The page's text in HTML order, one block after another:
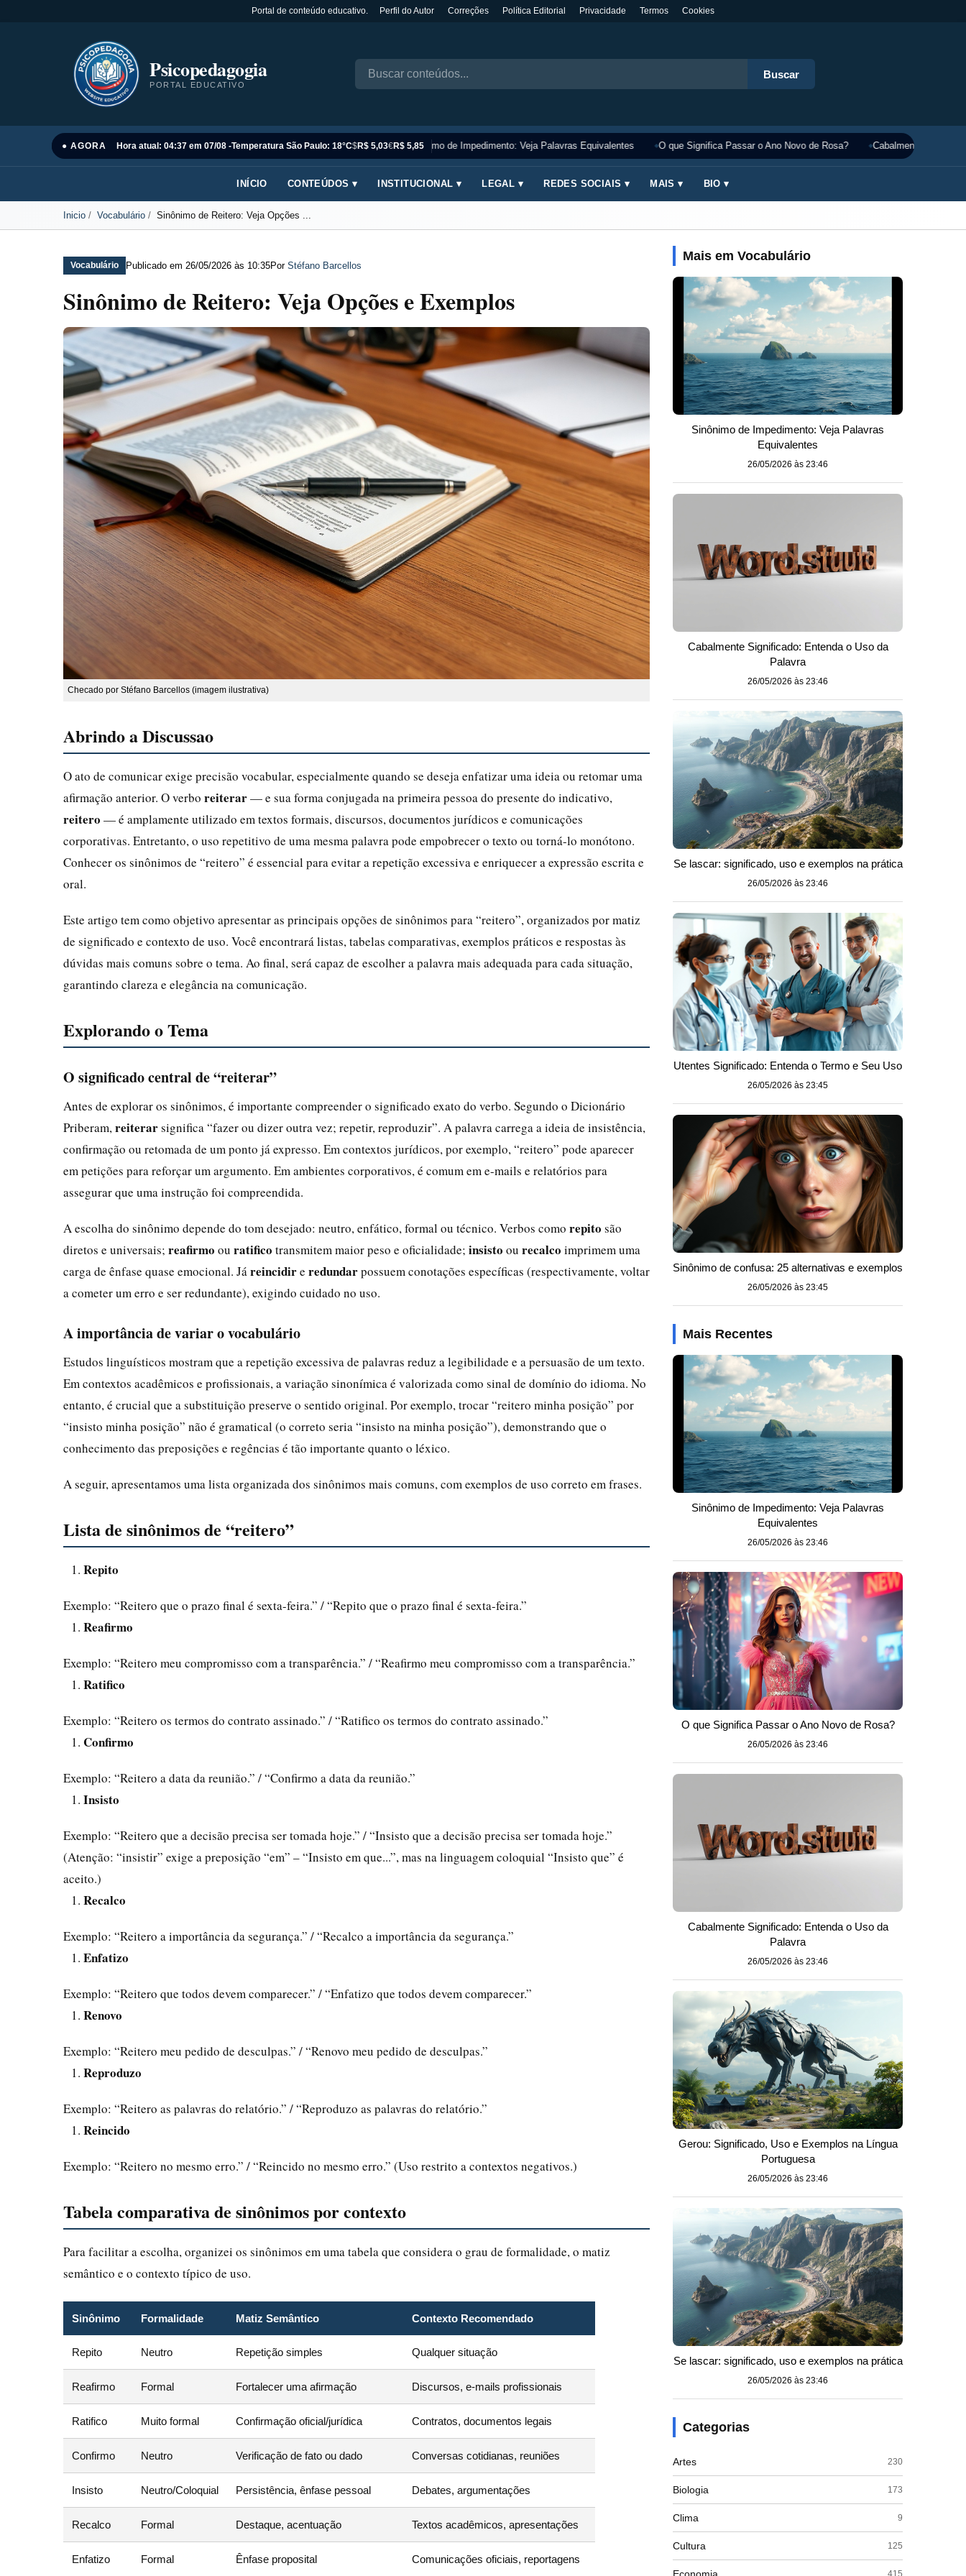
Portal de conteúdo educativo. Perfil do Autor Correções Política Editorial Privacidade Termos Cookies
Psicopedagogia
PORTAL EDUCATIVO
Buscar
● AGORA Hora atual: 04:37 em 07/08 -Temperatura São Paulo: 18°C$R$ 5,03€R$ 5,85
Sinônimo de Impedimento: Veja Palavras Equivalentes O que Significa Passar o Ano Novo de Rosa? Cabalmente
INÍCIO CONTEÚDOS ▾ INSTITUCIONAL ▾ LEGAL ▾ REDES SOCIAIS ▾ MAIS ▾ BIO ▾
Inicio Vocabulário Sinônimo de Reitero: Veja Opções ...
Vocabulário Publicado em 26/05/2026 às 10:35Por Stéfano Barcellos
Sinônimo de Reitero: Veja Opções e Exemplos
Checado por Stéfano Barcellos (imagem ilustrativa)
Abrindo a Discussao
O ato de comunicar exige precisão vocabular, especialmente quando se deseja enfatizar uma ideia ou retomar uma
afirmação anterior. O verbo reiterar— e sua forma conjugada na primeira pessoa do presente do indicativo,
reitero — é amplamente utilizado em textos formais, discursos, documentos jurídicos e comunicações
corporativas. Entretanto, o uso repetitivo de uma mesma palavra pode empobrecer o texto ou torná-lo monótono.
Conhecer os sinônimos de “reitero” é essencial para evitar a repetição excessiva e enriquecer a expressão escrita e
oral.
Este artigo tem como objetivo apresentar as principais opções de sinônimos para “reitero”, organizados por matiz
de significado e contexto de uso. Você encontrará listas, tabelas comparativas, exemplos práticos e respostas às
dúvidas mais comuns sobre o tema. Ao final, será capaz de escolher a palavra mais adequada para cada situação,
garantindo clareza e elegância na comunicação.
Explorando o Tema
O significado central de “reiterar”
Antes de explorar os sinônimos, é importante compreender o significado exato do verbo. Segundo o Dicionário
Priberam, reiterarsignifica “fazer ou dizer outra vez; repetir, reproduzir”. A palavra carrega a ideia de insistência,
confirmação ou retomada de um ponto já expresso. Em contextos jurídicos, por exemplo, “reitero” pode aparecer
em petições para reforçar um argumento. Em ambientes corporativos, é comum em e-mails e relatórios para
assegurar que uma instrução foi compreendida.
A escolha do sinônimo depende do tom desejado: neutro, enfático, formal ou técnico. Verbos como repito são
diretos e universais; reafirmo ou ratifico transmitem maior peso e oficialidade; insisto ou recalco imprimem uma
carga de ênfase quase emocional. Já reincidire redundarpossuem conotações específicas (respectivamente, voltar
a cometer um erro e ser redundante), exigindo cuidado no uso.
A importância de variar o vocabulário
Estudos linguísticos mostram que a repetição excessiva de palavras reduz a legibilidade e a persuasão de um texto.
Em contextos acadêmicos e profissionais, a variação sinonímica é valorizada como sinal de domínio do idioma. No
entanto, é crucial que a substituição preserve o sentido original. Por exemplo, trocar “reitero minha posição” por
“insisto minha posição” não é gramatical (o correto seria “insisto na minha posição”), demonstrando que o
conhecimento das preposições e regências é tão importante quanto o léxico.
A seguir, apresentamos uma lista organizada dos sinônimos mais comuns, com exemplos de uso correto em frases.
Lista de sinônimos de “reitero”
Repito
Exemplo: “Reitero que o prazo final é sexta-feira.” / “Repito que o prazo final é sexta-feira.”
Reafirmo
Exemplo: “Reitero meu compromisso com a transparência.” / “Reafirmo meu compromisso com a transparência.”
Ratifico
Exemplo: “Reitero os termos do contrato assinado.” / “Ratifico os termos do contrato assinado.”
Confirmo
Exemplo: “Reitero a data da reunião.” / “Confirmo a data da reunião.”
Insisto
Exemplo: “Reitero que a decisão precisa ser tomada hoje.” / “Insisto que a decisão precisa ser tomada hoje.”
(Atenção: “insistir” exige a preposição “em” – “Insisto em que...”, mas na linguagem coloquial “Insisto que” é
aceito.)
Recalco
Exemplo: “Reitero a importância da segurança.” / “Recalco a importância da segurança.”
Enfatizo
Exemplo: “Reitero que todos devem comparecer.” / “Enfatizo que todos devem comparecer.”
Renovo
Exemplo: “Reitero meu pedido de desculpas.” / “Renovo meu pedido de desculpas.”
Reproduzo
Exemplo: “Reitero as palavras do relatório.” / “Reproduzo as palavras do relatório.”
Reincido
Exemplo: “Reitero no mesmo erro.” / “Reincido no mesmo erro.” (Uso restrito a contextos negativos.)
Tabela comparativa de sinônimos por contexto
Para facilitar a escolha, organizei os sinônimos em uma tabela que considera o grau de formalidade, o matiz
semântico e o contexto típico de uso.
Sinônimo Formalidade Matiz Semântico Contexto Recomendado
Repito Neutro Repetição simples Qualquer situação
Reafirmo Formal Fortalecer uma afirmação Discursos, e-mails profissionais
Ratifico Muito formal Confirmação oficial/jurídica Contratos, documentos legais
Confirmo Neutro Verificação de fato ou dado Conversas cotidianas, reuniões
Insisto Neutro/Coloquial Persistência, ênfase pessoal Debates, argumentações
Recalco Formal Destaque, acentuação Textos acadêmicos, apresentações
Enfatizo Formal Ênfase proposital Comunicações oficiais, reportagens
Mais em Vocabulário
Sinônimo de Impedimento: Veja Palavras
Equivalentes
26/05/2026 às 23:46
Cabalmente Significado: Entenda o Uso da
Palavra
26/05/2026 às 23:46
Se lascar: significado, uso e exemplos na prática
26/05/2026 às 23:46
Utentes Significado: Entenda o Termo e Seu Uso
26/05/2026 às 23:45
Sinônimo de confusa: 25 alternativas e exemplos
26/05/2026 às 23:45
Mais Recentes
Sinônimo de Impedimento: Veja Palavras
Equivalentes
26/05/2026 às 23:46
O que Significa Passar o Ano Novo de Rosa?
26/05/2026 às 23:46
Cabalmente Significado: Entenda o Uso da
Palavra
26/05/2026 às 23:46
Gerou: Significado, Uso e Exemplos na Língua
Portuguesa
26/05/2026 às 23:46
Se lascar: significado, uso e exemplos na prática
26/05/2026 às 23:46
Categorias
Artes 230
Biologia 173
Clima 9
Cultura 125
415